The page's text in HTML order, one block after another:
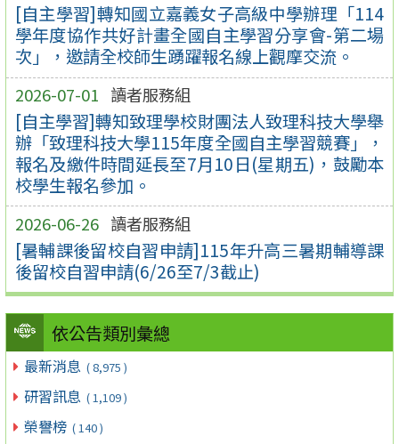
[自主學習]轉知國立嘉義女子高級中學辦理「114
學年度協作共好計畫全國自主學習分享會-第二場
次」，邀請全校師生踴躍報名線上觀摩交流。
2026-07-01 讀者服務組
[自主學習]轉知致理學校財團法人致理科技大學舉
辦「致理科技大學115年度全國自主學習競賽」，
報名及繳件時間延長至7月10日(星期五)，鼓勵本
校學生報名參加。
2026-06-26 讀者服務組
[暑輔課後留校自習申請]115年升高三暑期輔導課
後留校自習申請(6/26至7/3截止)
依公告類別彙總
最新消息 ( 8,975 )
研習訊息 ( 1,109 )
榮譽榜 ( 140 )